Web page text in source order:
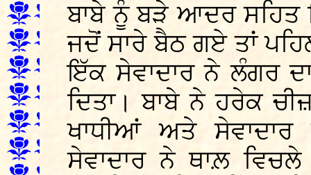
ਬਾਬੇ ਨੂੰ ਬੜੇ ਆਦਰ
ਜਦੋਂ ਸਾਰੇ ਬੈਠ ਗਏ ਤਾਂ
ਇੱਕ ਸੇਵਾਦਾਰ ਨੇ ਲੰਗਰ
ਦਿਤਾ। ਬਾਬੇ ਨੇ ਹਰੇਕ
ਖਾਧੀਆਂ ਅਤੇ
ਸੇਵਾਦਾਰ ਨੇ ਥਾਲ਼